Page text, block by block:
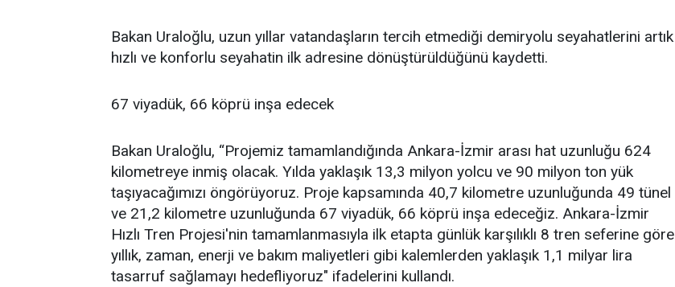
Bakan Uraloğlu, uzun yıllar vatandaşların tercih etmediği demiryolu seyahatlerini artık
hızlı ve konforlu seyahatin ilk adresine dönüştürüldüğünü kaydetti.
67 viyadük, 66 köprü inşa edecek
Bakan Uraloğlu, “Projemiz tamamlandığında Ankara-İzmir arası hat uzunluğu 624
kilometreye inmiş olacak. Yılda yaklaşık 13,3 milyon yolcu ve 90 milyon ton yük
taşıyacağımızı öngörüyoruz. Proje kapsamında 40,7 kilometre uzunluğunda 49 tünel
ve 21,2 kilometre uzunluğunda 67 viyadük, 66 köprü inşa edeceğiz. Ankara-İzmir
Hızlı Tren Projesi'nin tamamlanmasıyla ilk etapta günlük karşılıklı 8 tren seferine göre
yıllık, zaman, enerji ve bakım maliyetleri gibi kalemlerden yaklaşık 1,1 milyar lira
tasarruf sağlamayı hedefliyoruz" ifadelerini kullandı.